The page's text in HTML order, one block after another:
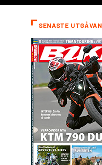
SENASTE UTGÅVAN